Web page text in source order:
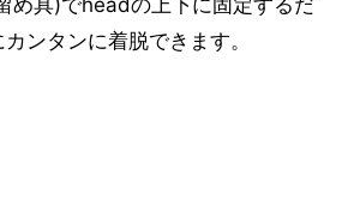
ンタンに着脱できます。